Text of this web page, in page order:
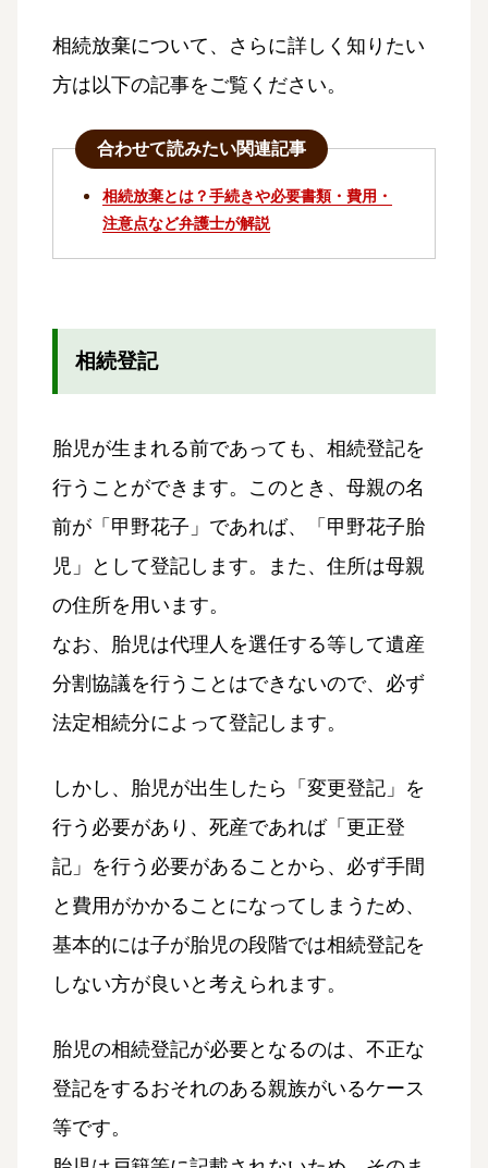
相続放棄について、さらに詳しく知りたい
方は以下の記事をご覧ください。
合わせて読みたい関連記事
相続放棄とは？手続きや必要書類・費用・
注意点など弁護士が解説
相続登記
胎児が生まれる前であっても、相続登記を
行うことができます。このとき、母親の名
前が「甲野花子」であれば、「甲野花子胎
児」として登記します。また、住所は母親
の住所を用います。
なお、胎児は代理人を選任する等して遺産
分割協議を行うことはできないので、必ず
法定相続分によって登記します。
しかし、胎児が出生したら「変更登記」を
行う必要があり、死産であれば「更正登
記」を行う必要があることから、必ず手間
と費用がかかることになってしまうため、
基本的には子が胎児の段階では相続登記を
しない方が良いと考えられます。
胎児の相続登記が必要となるのは、不正な
登記をするおそれのある親族がいるケース
等です。